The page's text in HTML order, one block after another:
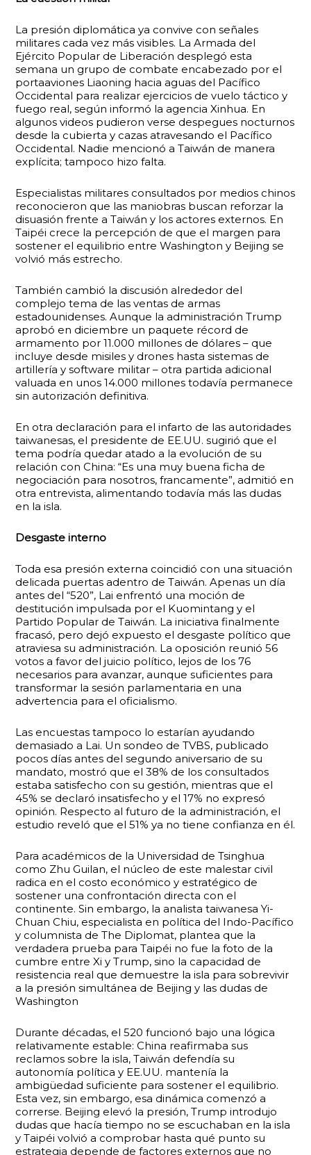
La presión diplomática ya convive con señales
militares cada vez más visibles. La Armada del
Ejército Popular de Liberación desplegó esta
semana un grupo de combate encabezado por el
portaaviones Liaoning hacia aguas del Pacífico
Occidental para realizar ejercicios de vuelo táctico y
fuego real, según informó la agencia Xinhua. En
algunos videos pudieron verse despegues nocturnos
desde la cubierta y cazas atravesando el Pacífico
Occidental. Nadie mencionó a Taiwán de manera
explícita; tampoco hizo falta.
Especialistas militares consultados por medios chinos
reconocieron que las maniobras buscan reforzar la
disuasión frente a Taiwán y los actores externos. En
Taipéi crece la percepción de que el margen para
sostener el equilibrio entre Washington y Beijing se
volvió más estrecho.
También cambió la discusión alrededor del
complejo tema de las ventas de armas
estadounidenses. Aunque la administración Trump
aprobó en diciembre un paquete récord de
armamento por 11.000 millones de dólares – que
incluye desde misiles y drones hasta sistemas de
artillería y software militar – otra partida adicional
valuada en unos 14.000 millones todavía permanece
sin autorización definitiva.
En otra declaración para el infarto de las autoridades
taiwanesas, el presidente de EE.UU. sugirió que el
tema podría quedar atado a la evolución de su
relación con China: “Es una muy buena ficha de
negociación para nosotros, francamente”, admitió en
otra entrevista, alimentando todavía más las dudas
en la isla.
Desgaste interno
Toda esa presión externa coincidió con una situación
delicada puertas adentro de Taiwán. Apenas un día
antes del “520”, Lai enfrentó una moción de
destitución impulsada por el Kuomintang y el
Partido Popular de Taiwán. La iniciativa finalmente
fracasó, pero dejó expuesto el desgaste político que
atraviesa su administración. La oposición reunió 56
votos a favor del juicio político, lejos de los 76
necesarios para avanzar, aunque suficientes para
transformar la sesión parlamentaria en una
advertencia para el oficialismo.
Las encuestas tampoco lo estarían ayudando
demasiado a Lai. Un sondeo de TVBS, publicado
pocos días antes del segundo aniversario de su
mandato, mostró que el 38% de los consultados
estaba satisfecho con su gestión, mientras que el
45% se declaró insatisfecho y el 17% no expresó
opinión. Respecto al futuro de la administración, el
estudio reveló que el 51% ya no tiene confianza en él.
Para académicos de la Universidad de Tsinghua
como Zhu Guilan, el núcleo de este malestar civil
radica en el costo económico y estratégico de
sostener una confrontación directa con el
continente. Sin embargo, la analista taiwanesa Yi-
Chuan Chiu, especialista en política del Indo-Pacífico
y columnista de The Diplomat, plantea que la
verdadera prueba para Taipéi no fue la foto de la
cumbre entre Xi y Trump, sino la capacidad de
resistencia real que demuestre la isla para sobrevivir
a la presión simultánea de Beijing y las dudas de
Washington
Durante décadas, el 520 funcionó bajo una lógica
relativamente estable: China reafirmaba sus
reclamos sobre la isla, Taiwán defendía su
autonomía política y EE.UU. mantenía la
ambigüedad suficiente para sostener el equilibrio.
Esta vez, sin embargo, esa dinámica comenzó a
correrse. Beijing elevó la presión, Trump introdujo
dudas que hacía tiempo no se escuchaban en la isla
y Taipéi volvió a comprobar hasta qué punto su
estrategia depende de factores externos que no